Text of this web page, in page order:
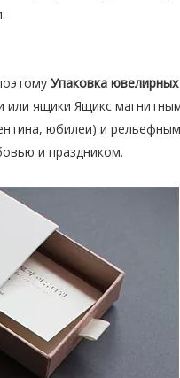
Упаковка
ящики Ящикс
юбилеи) и
и праздником.